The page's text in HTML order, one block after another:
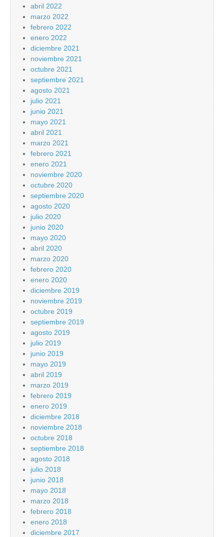
abril 2022
marzo 2022
febrero 2022
enero 2022
diciembre 2021
noviembre 2021
octubre 2021
septiembre 2021
agosto 2021
julio 2021
junio 2021
mayo 2021
abril 2021
marzo 2021
febrero 2021
enero 2021
noviembre 2020
octubre 2020
septiembre 2020
agosto 2020
julio 2020
junio 2020
mayo 2020
abril 2020
marzo 2020
febrero 2020
enero 2020
diciembre 2019
noviembre 2019
octubre 2019
septiembre 2019
agosto 2019
julio 2019
junio 2019
mayo 2019
abril 2019
marzo 2019
febrero 2019
enero 2019
diciembre 2018
noviembre 2018
octubre 2018
septiembre 2018
agosto 2018
julio 2018
junio 2018
mayo 2018
marzo 2018
febrero 2018
enero 2018
diciembre 2017